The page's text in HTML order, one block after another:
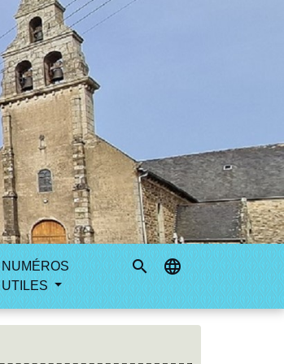
NUMÉROS
UTILES
search language